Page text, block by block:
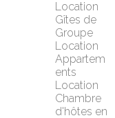
Location
Gîtes de
Groupe
Location
Appartem
ents
Location
Chambre
d'hôtes en